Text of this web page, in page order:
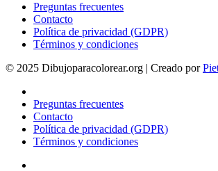
Preguntas frecuentes
Contacto
Política de privacidad (GDPR)
Términos y condiciones
© 2025 Dibujoparacolorear.org | Creado por
Preguntas frecuentes
Contacto
Política de privacidad (GDPR)
Términos y condiciones